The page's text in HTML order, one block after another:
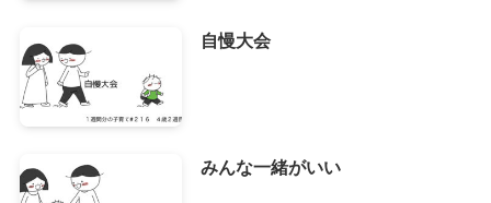
自慢大会
みんな一緒がいい